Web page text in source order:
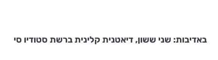
באדיבות: שני ששון, דיאטנית קלינית ברשת סטודיו סי